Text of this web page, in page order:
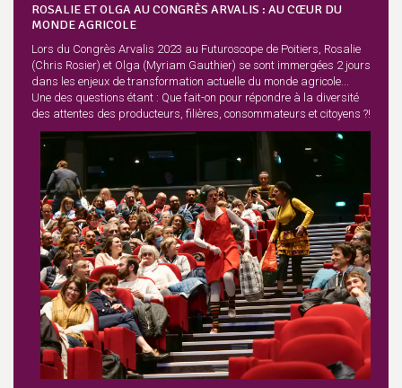
ROSALIE ET OLGA AU CONGRÈS ARVALIS : AU CŒUR DU
MONDE AGRICOLE
Lors du Congrès Arvalis 2023 au Futuroscope de Poitiers, Rosalie
(Chris Rosier) et Olga (Myriam Gauthier) se sont immergées 2 jours
dans les enjeux de transformation actuelle du monde agricole...
Une des questions étant : Que fait-on pour répondre à la diversité
des attentes des producteurs, filières, consommateurs et citoyens ?!